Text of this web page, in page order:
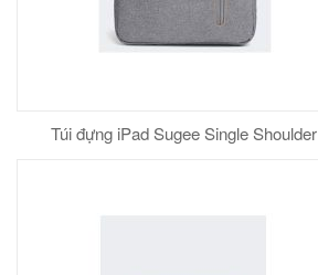
Túi đựng iPad Sugee Single Shoulder